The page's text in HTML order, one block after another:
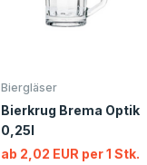
Biergläser
Bierkrug Brema Optik
0,25l
ab 2,02 EUR per 1 Stk.